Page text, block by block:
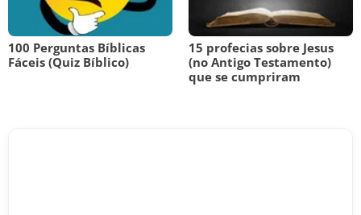
100 Perguntas Bíblicas
Fáceis (Quiz Bíblico)
15 profecias sobre Jesus
(no Antigo Testamento)
que se cumpriram